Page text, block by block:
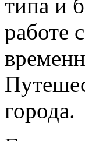
типа и
работе
города.